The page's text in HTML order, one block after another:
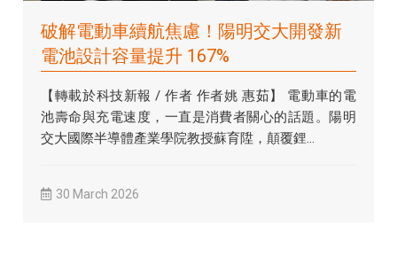
破解電動車續航焦慮！陽明交大開發新
電池設計容量提升 167%
【轉載於科技新報 / 作者 作者姚 惠茹】 電動車的電
池壽命與充電速度，一直是消費者關心的話題。陽明
交大國際半導體產業學院教授蘇育陞，顛覆鋰...
30 March 2026